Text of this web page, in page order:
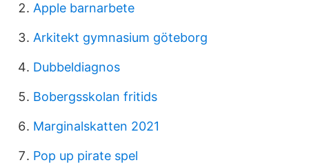
Apple barnarbete
Arkitekt gymnasium göteborg
Dubbeldiagnos
Bobergsskolan fritids
Marginalskatten 2021
Pop up pirate spel